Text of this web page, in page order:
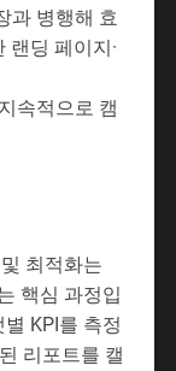
과 병행해 효
랜딩 페이지·
속적으로 캠
최적화는
핵심 과정입
별 KPI를 측정
리포트를 캘